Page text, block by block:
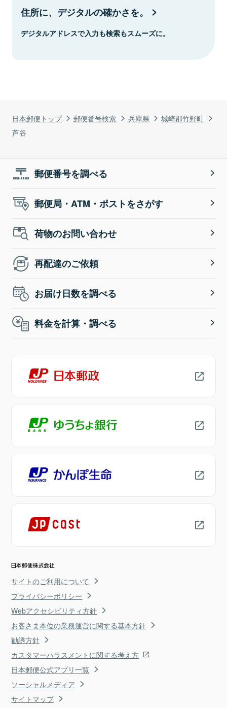
日本郵便トップ 郵便番号検索 兵庫県
城崎郡竹野町
芦谷
住所に、デジタルの確かさを。
デジタルアドレスで入力も検索もスムーズに。
郵便番号を調べる
郵便局・ATM・ポストをさがす
荷物のお問い合わせ
再配達のご依頼
お届け日数を調べる
料金を計算・調べる
サイトのご利用について
プライバシーポリシー
Webアクセシビリティ方針
お客さま本位の業務運営に関する基本方針
勧誘方針
カスタマーハラスメントに関する考え方
日本郵便公式アプリ一覧
ソーシャルメディア
サイトマップ